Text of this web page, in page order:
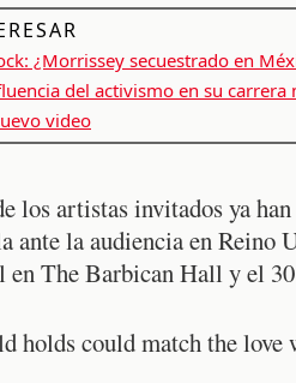
¿Morrissey secuestrado en
del activismo en su carrera
video
los artistas invitados ya
ante la audiencia en Reino
en The Barbican Hall y el
holds could match the